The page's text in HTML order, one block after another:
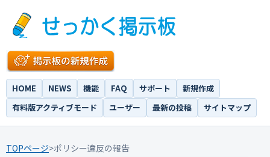
HOME NEWS 機能 FAQ サポート
新規作成
有料版アクティブモード
ユーザー 最新の投稿 サイトマップ
TOPページ>ポリシー違反の報告